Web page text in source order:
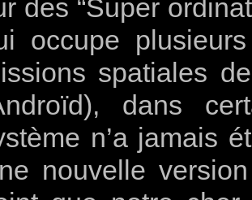
des “Super
occupe
spatiales
dans
n’a jamais
nouvelle